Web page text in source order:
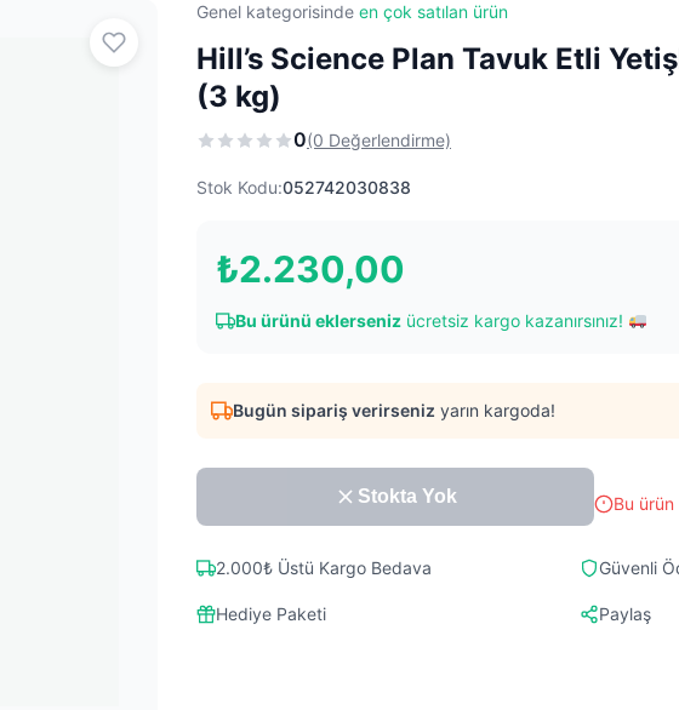
Genel kategorisinde en çok satılan ürün
Hill’s Science Plan Tavuk Etli
(3 kg)
0(0 Değerlendirme)
Stok Kodu:052742030838
₺2.230,00
Bu ürünü eklerseniz ücretsiz kargo kazanırsınız!
Bugün sipariş verirseniz yarın kargoda!
Stokta Yok Bu
2.000₺ Üstü Kargo Bedava Güvenli
Hediye Paketi Paylaş